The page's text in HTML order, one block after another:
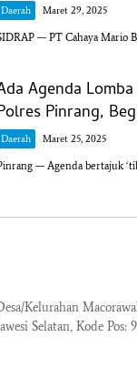
Daerah Maret 29, 2025
— PT Cahaya Mario
Agenda
Pinrang,
Daerah Maret 25, 2025
— Agenda bertajuk
Kelurahan
Selatan, Kode Pos: